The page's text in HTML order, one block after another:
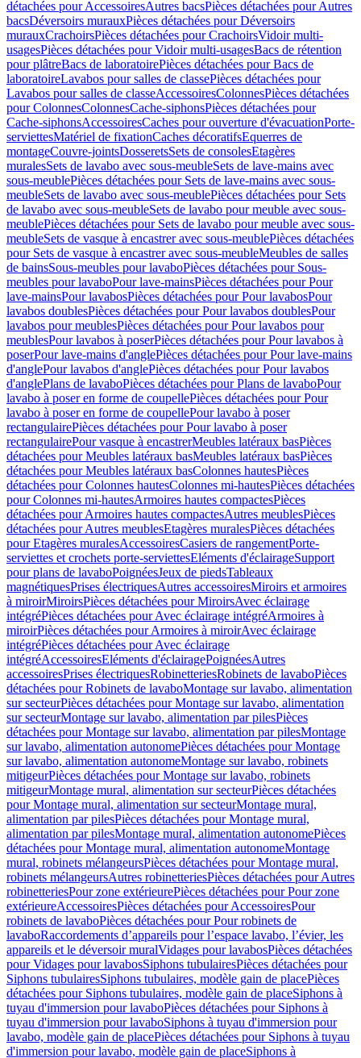
détachées pour AccessoiresAutres bacsPièces détachées pour Autres
bacsDéversoirs murauxPièces détachées pour Déversoirs
murauxCrachoirsPièces détachées pour CrachoirsVidoir multi-
usagesPièces détachées pour Vidoir multi-usagesBacs de rétention
pour plâtreBacs de laboratoirePièces détachées pour Bacs de
laboratoireLavabos pour salles de classePièces détachées pour
Lavabos pour salles de classeAccessoiresColonnesPièces détachées
pour ColonnesColonnesCache-siphonsPièces détachées pour
Cache-siphonsAccessoiresCaches pour ouverture d'évacuationPorte-
serviettesMatériel de fixationCaches décoratifsEquerres de
montageCouvre-jointsDosseretsSets de consolesEtagères
muralesSets de lavabo avec sous-meubleSets de lave-mains avec
sous-meublePièces détachées pour Sets de lave-mains avec sous-
meubleSets de lavabo avec sous-meublePièces détachées pour Sets
de lavabo avec sous-meubleSets de lavabo pour meuble avec sous-
meublePièces détachées pour Sets de lavabo pour meuble avec sous-
meubleSets de vasque à encastrer avec sous-meublePièces détachées
pour Sets de vasque à encastrer avec sous-meubleMeubles de salles
de bainsSous-meubles pour lavaboPièces détachées pour Sous-
meubles pour lavaboPour lave-mainsPièces détachées pour Pour
lave-mainsPour lavabosPièces détachées pour Pour lavabosPour
lavabos doublesPièces détachées pour Pour lavabos doublesPour
lavabos pour meublesPièces détachées pour Pour lavabos pour
meublesPour lavabos à poserPièces détachées pour Pour lavabos à
poserPour lave-mains d'anglePièces détachées pour Pour lave-mains
d'anglePour lavabos d'anglePièces détachées pour Pour lavabos
d'anglePlans de lavaboPièces détachées pour Plans de lavaboPour
lavabo à poser en forme de coupellePièces détachées pour Pour
lavabo à poser en forme de coupellePour lavabo à poser
rectangulairePièces détachées pour Pour lavabo à poser
rectangulairePour vasque à encastrerMeubles latéraux basPièces
détachées pour Meubles latéraux basMeubles latéraux basPièces
détachées pour Meubles latéraux basColonnes hautesPièces
détachées pour Colonnes hautesColonnes mi-hautesPièces détachées
pour Colonnes mi-hautesArmoires hautes compactesPièces
détachées pour Armoires hautes compactesAutres meublesPièces
détachées pour Autres meublesEtagères muralesPièces détachées
pour Etagères muralesAccessoiresCasiers de rangementPorte-
serviettes et crochets porte-serviettesEléments d'éclairageSupport
pour plans de lavaboPoignéesJeux de piedsTableaux
magnétiquesPrises électriquesAutres accessoiresMiroirs et armoires
à miroirMiroirsPièces détachées pour MiroirsAvec éclairage
intégréPièces détachées pour Avec éclairage intégréArmoires à
miroirPièces détachées pour Armoires à miroirAvec éclairage
intégréPièces détachées pour Avec éclairage
intégréAccessoiresEléments d'éclairagePoignéesAutres
accessoiresPrises électriquesRobinetteriesRobinets de lavaboPièces
détachées pour Robinets de lavaboMontage sur lavabo, alimentation
sur secteurPièces détachées pour Montage sur lavabo, alimentation
sur secteurMontage sur lavabo, alimentation par pilesPièces
détachées pour Montage sur lavabo, alimentation par pilesMontage
sur lavabo, alimentation autonomePièces détachées pour Montage
sur lavabo, alimentation autonomeMontage sur lavabo, robinets
mitigeurPièces détachées pour Montage sur lavabo, robinets
mitigeurMontage mural, alimentation sur secteurPièces détachées
pour Montage mural, alimentation sur secteurMontage mural,
alimentation par pilesPièces détachées pour Montage mural,
alimentation par pilesMontage mural, alimentation autonomePièces
détachées pour Montage mural, alimentation autonomeMontage
mural, robinets mélangeursPièces détachées pour Montage mural,
robinets mélangeursAutres robinetteriesPièces détachées pour Autres
robinetteriesPour zone extérieurePièces détachées pour Pour zone
extérieureAccessoiresPièces détachées pour AccessoiresPour
robinets de lavaboPièces détachées pour Pour robinets de
lavaboRaccordements d’appareils pour l’espace lavabo, l’évier, les
appareils et le déversoir muralVidages pour lavabosPièces détachées
pour Vidages pour lavabosSiphons tubulairesPièces détachées pour
Siphons tubulairesSiphons tubulaires, modèle gain de placePièces
détachées pour Siphons tubulaires, modèle gain de placeSiphons à
tuyau d'immersion pour lavaboPièces détachées pour Siphons à
tuyau d'immersion pour lavaboSiphons à tuyau d'immersion pour
lavabo, modèle gain de placePièces détachées pour Siphons à tuyau
d'immersion pour lavabo, modèle gain de placeSiphons à